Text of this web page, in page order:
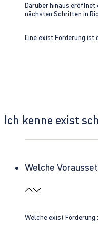
Darüber hinaus eröffnet
nächsten Schritten in
Eine exist Förderung
Ich kenne exist
Welche
Welche exist Förderung